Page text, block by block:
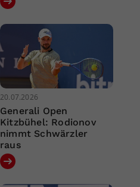
20.07.2026
Generali Open
Kitzbühel: Rodionov
nimmt Schwärzler
raus